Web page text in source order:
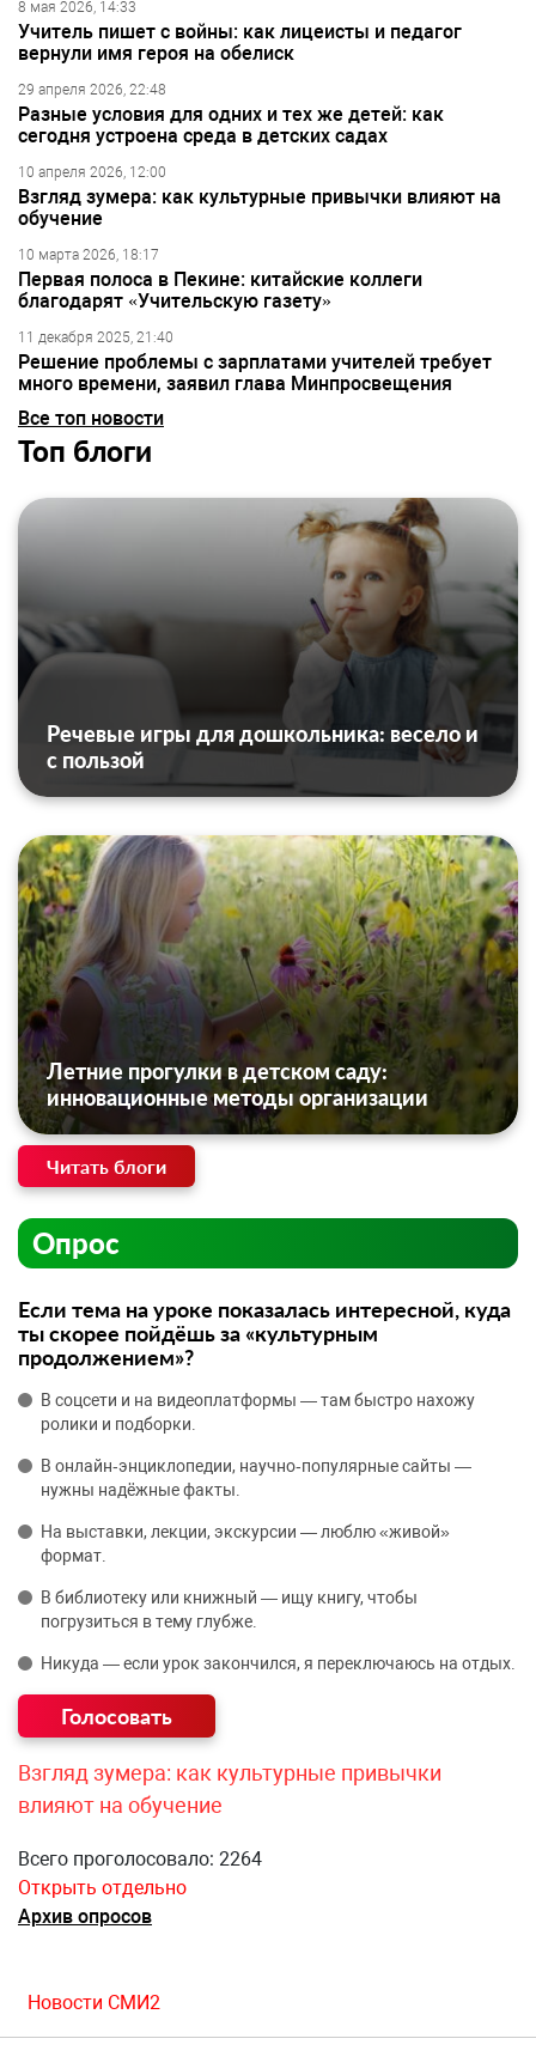
8 мая 2026, 14:33
Учитель пишет с войны: как лицеисты и педагог
вернули имя героя на обелиск
29 апреля 2026, 22:48
Разные условия для одних и тех же детей: как
сегодня устроена среда в детских садах
10 апреля 2026, 12:00
Взгляд зумера: как культурные привычки влияют на
обучение
10 марта 2026, 18:17
Первая полоса в Пекине: китайские коллеги
благодарят «Учительскую газету»
11 декабря 2025, 21:40
Решение проблемы с зарплатами учителей требует
много времени, заявил глава Минпросвещения
Все топ новости
Топ блоги
Речевые игры для дошкольника: весело и
с пользой
Летние прогулки в детском саду:
инновационные методы организации
Читать блоги
Опрос
Если тема на уроке показалась интересной, куда
ты скорее пойдёшь за «культурным
продолжением»?
В соцсети и на видеоплатформы — там быстро нахожу
ролики и подборки.
В онлайн‑энциклопедии, научно‑популярные сайты —
нужны надёжные факты.
На выставки, лекции, экскурсии — люблю «живой»
формат.
В библиотеку или книжный — ищу книгу, чтобы
погрузиться в тему глубже.
Никуда — если урок закончился, я переключаюсь на отдых.
Взгляд зумера: как культурные привычки
влияют на обучение
Всего проголосовало: 2264
Открыть отдельно
Архив опросов
Новости СМИ2